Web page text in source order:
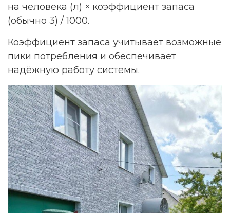
на человека (л) × коэффициент запаса
(обычно 3) / 1000.
Коэффициент запаса учитывает возможные
пики потребления и обеспечивает
надёжную работу системы.